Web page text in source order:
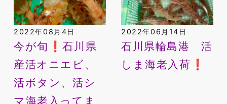
2022年08月4日
今が旬❗️石川県
産活オニエビ、
活ボタン、活シ
マ海老入ってま
2022年06月14日
石川県輪島港 活
しま海老入荷❗️